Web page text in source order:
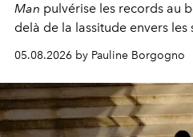
Man pulvérise les records au
delà de la lassitude envers
personnages continuent de
05.08.2026 by Pauline Borgogno